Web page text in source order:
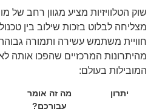
מצליחה לבלוט בזכות שילוב בין
חוויית משתמש עשירה ותמורה
מהיתרונות המרכזיים שהפכו אותה
המובילות בעולם:
יתרון
מה זה אומר
עבורכם?